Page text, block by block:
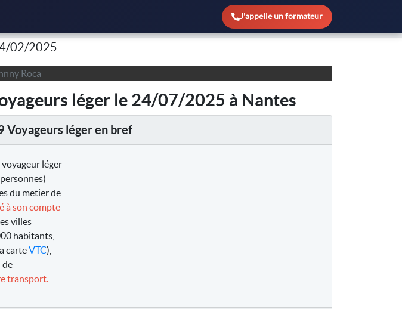
J'appelle un formateur
24/07/2025 à Nantes
02/2025
Roca
léger le 24/07/2025 à Nantes
Voyageurs léger en bref
voyageur léger
du metier de
à son compte
villes
habitants,
carteVTC),
de
transport.